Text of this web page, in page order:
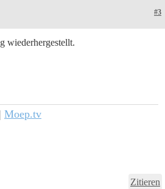
#3
wiederhergestellt.
| Moep.tv
Zitieren